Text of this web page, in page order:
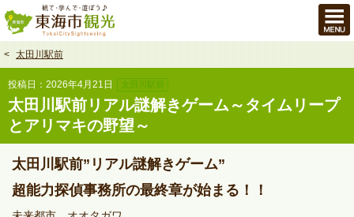
本
文
太田川駅前
投稿日：2026年4月21日 太田川駅前
太田川駅前リアル謎解きゲーム～タイムリープ
とアリマキの野望～
太田川駅前”リアル謎解きゲーム”
超能力探偵事務所の最終章が始まる！！